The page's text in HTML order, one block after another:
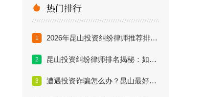
 热门排行
1 2026年昆山投资纠纷律师推荐排行：谁是维权最厉害的专家？
2 昆山投资纠纷律师排名揭秘：如何找到懂行且胜率高的律师？
3 遭遇投资诈骗怎么办？昆山最好的投资纠纷律师维权方案详解